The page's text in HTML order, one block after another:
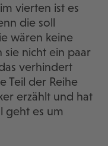
vierten ist es
die soll
wären keine
sie nicht ein paar
verhindert
Teil der Reihe
erzählt und hat
geht es um